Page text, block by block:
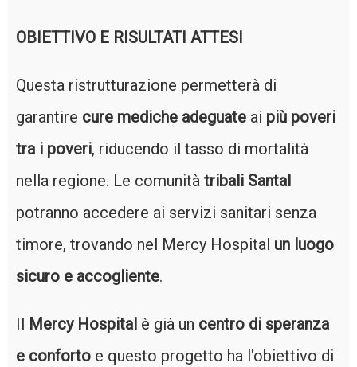
OBIETTIVO E RISULTATI ATTESI
Questa ristrutturazione permetterà di
garantire cure mediche adeguate ai più poveri
tra i poveri, riducendo il tasso di mortalità
nella regione. Le comunità tribali Santal
potranno accedere ai servizi sanitari senza
timore, trovando nel Mercy Hospital un luogo
sicuro e accogliente.
Il Mercy Hospital è già un centro di speranza
e conforto e questo progetto ha l'obiettivo di